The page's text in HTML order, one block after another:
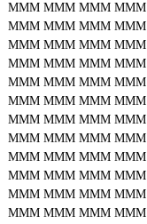
MMM MMM MMM MMM
MMM MMM MMM MMM
MMM MMM MMM MMM
MMM MMM MMM MMM
MMM MMM MMM MMM
MMM MMM MMM MMM
MMM MMM MMM MMM
MMM MMM MMM MMM
MMM MMM MMM MMM
MMM MMM MMM MMM
MMM MMM MMM MMM
MMM MMM MMM MMM